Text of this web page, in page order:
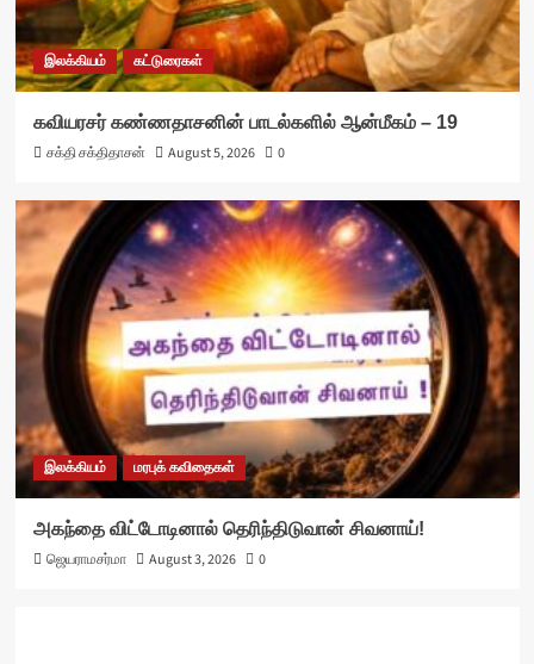
இலக்கியம் கட்டுரைகள்
கவியரசர் கண்ணதாசனின் பாடல்களில் ஆன்மீகம் – 19
சக்தி சக்திதாசன்
August 5, 2026 0
இலக்கியம் மரபுக் கவிதைகள்
அகந்தை விட்டோடினால் தெரிந்திடுவான் சிவனாய்!
ஜெயராமசர்மா
August 3, 2026 0